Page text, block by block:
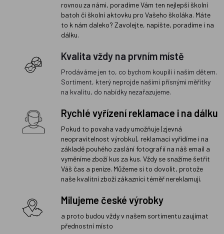
rovnou za námi, poradíme Vám ten nejlepší školní
batoh či školní aktovku pro Vašeho školáka. Máte
to k nám daleko? Zavolejte, napište, poradíme i na
dálku.
Kvalita vždy na prvním místě
Prodáváme jen to, co bychom koupili i našim dětem.
Sortiment, který neprojde našimi přísnými měřítky
na kvalitu, do nabídky nezařazujeme.
Rychlé vyřízení reklamace i na dálku
Pokud to povaha vady umožňuje (zjevná
neopravitelnost výrobku), reklamaci vyřídíme i na
základě pouhého zaslání fotografií na náš email a
vyměníme zboží kus za kus. Vždy se snažíme šetřit
Váš čas a peníze. Můžeme si to dovolit, protože
naše kvalitní zboží zákazníci téměř nereklamují.
Milujeme české výrobky
a proto budou vždy v našem sortimentu zaujímat
přednostní místo